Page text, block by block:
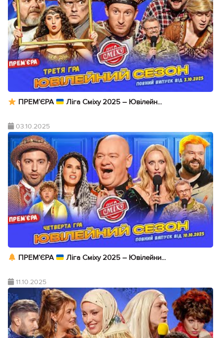
ПРЕМ’ЄРА Ліга Сміху 2025 – Ювілейн...
03.10.2025
ПРЕМ’ЄРА Ліга Сміху 2025 – Ювілейни...
11.10.2025